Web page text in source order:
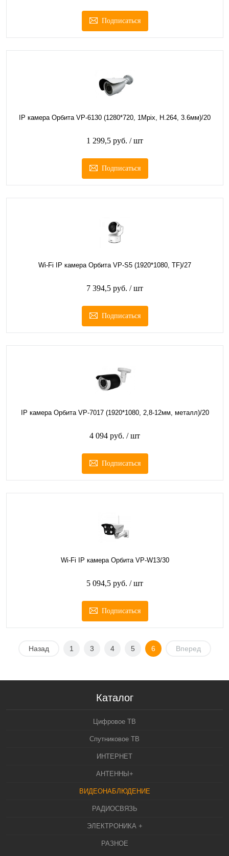
Подписаться
IP камера Орбита VP-6130 (1280*720, 1Mpix, H.264, 3.6мм)/20
1 299,5 руб. / шт
Подписаться
Wi-Fi IP камера Орбита VP-S5 (1920*1080, TF)/27
7 394,5 руб. / шт
Подписаться
IP камера Орбита VP-7017 (1920*1080, 2,8-12мм, металл)/20
4 094 руб. / шт
Подписаться
Wi-Fi IP камера Орбита VP-W13/30
5 094,5 руб. / шт
Подписаться
Назад 1 3 4 5 6 Вперед
Каталог
Цифровое ТВ
Спутниковое ТВ
ИНТЕРНЕТ
АНТЕННЫ+
ВИДЕОНАБЛЮДЕНИЕ
РАДИОСВЯЗЬ
ЭЛЕКТРОНИКА +
РАЗНОЕ